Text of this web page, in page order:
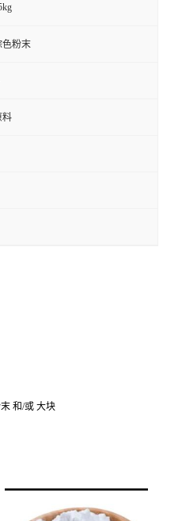
色粉末
料
和/或 大块